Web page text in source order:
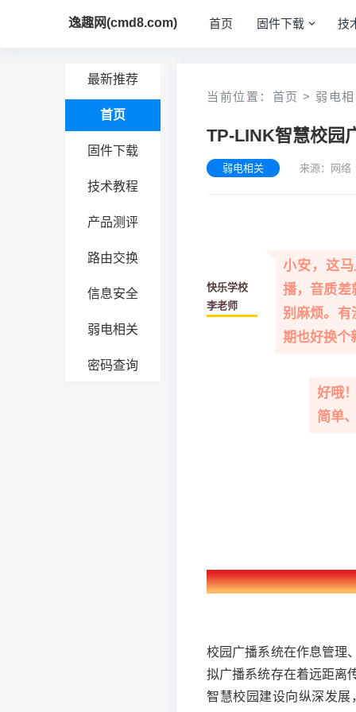
逸趣网(cmd8.com) 首页 固件下载 技
最新推荐
首页
固件下载
技术教程
产品测评
路由交换
信息安全
弱电相关
密码查询
当前位置： 首页 > 弱电
TP-LINK智慧校园
弱电相关 来源：网
快乐学校
李老师
小安，这
播，音质差
别麻烦。有
期也好换个
好哦
简单
校园广播系统在作息管理
拟广播系统存在着远距离
智慧校园建设向纵深发